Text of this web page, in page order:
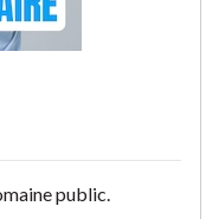
public.